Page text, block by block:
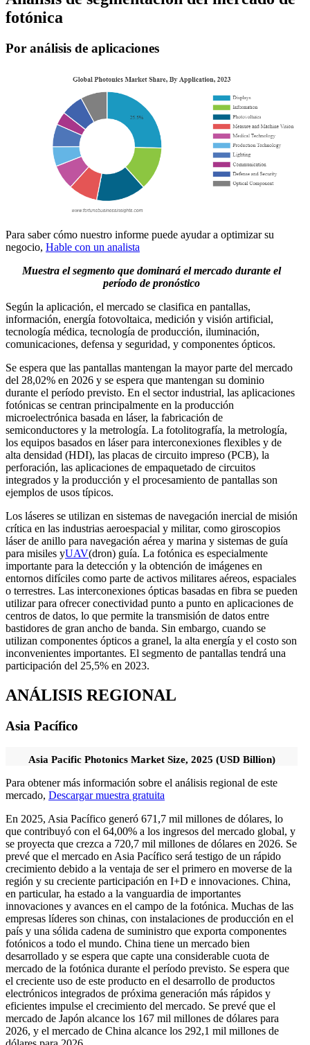
fotónica
Por análisis de aplicaciones
Para saber cómo nuestro informe puede ayudar a optimizar su
negocio, Hable con un analista
Muestra el segmento que dominará el mercado durante el
período de pronóstico
Según la aplicación, el mercado se clasifica en pantallas,
información, energía fotovoltaica, medición y visión artificial,
tecnología médica, tecnología de producción, iluminación,
comunicaciones, defensa y seguridad, y componentes ópticos.
Se espera que las pantallas mantengan la mayor parte del mercado
del 28,02% en 2026 y se espera que mantengan su dominio
durante el período previsto. En el sector industrial, las aplicaciones
fotónicas se centran principalmente en la producción
microelectrónica basada en láser, la fabricación de
semiconductores y la metrología. La fotolitografía, la metrología,
los equipos basados ​​en láser para interconexiones flexibles y de
alta densidad (HDI), las placas de circuito impreso (PCB), la
perforación, las aplicaciones de empaquetado de circuitos
integrados y la producción y el procesamiento de pantallas son
ejemplos de usos típicos.
Los láseres se utilizan en sistemas de navegación inercial de misión
crítica en las industrias aeroespacial y militar, como giroscopios
láser de anillo para navegación aérea y marina y sistemas de guía
para misiles yUAV(dron) guía. La fotónica es especialmente
importante para la detección y la obtención de imágenes en
entornos difíciles como parte de activos militares aéreos, espaciales
o terrestres. Las interconexiones ópticas basadas en fibra se pueden
utilizar para ofrecer conectividad punto a punto en aplicaciones de
centros de datos, lo que permite la transmisión de datos entre
bastidores de gran ancho de banda. Sin embargo, cuando se
utilizan componentes ópticos a granel, la alta energía y el costo son
inconvenientes importantes. El segmento de pantallas tendrá una
participación del 25,5% en 2023.
ANÁLISIS REGIONAL
Asia Pacífico
Asia Pacific Photonics Market Size, 2025 (USD Billion)
Para obtener más información sobre el análisis regional de este
mercado, Descargar muestra gratuita
En 2025, Asia Pacífico generó 671,7 mil millones de dólares, lo
que contribuyó con el 64,00% a los ingresos del mercado global, y
se proyecta que crezca a 720,7 mil millones de dólares en 2026. Se
prevé que el mercado en Asia Pacífico será testigo de un rápido
crecimiento debido a la ventaja de ser el primero en moverse de la
región y su creciente participación en I+D e innovaciones. China,
en particular, ha estado a la vanguardia de importantes
innovaciones y avances en el campo de la fotónica. Muchas de las
empresas líderes son chinas, con instalaciones de producción en el
país y una sólida cadena de suministro que exporta componentes
fotónicos a todo el mundo. China tiene un mercado bien
desarrollado y se espera que capte una considerable cuota de
mercado de la fotónica durante el período previsto. Se espera que
el creciente uso de este producto en el desarrollo de productos
electrónicos integrados de próxima generación más rápidos y
eficientes impulse el crecimiento del mercado. Se prevé que el
mercado de Japón alcance los 167 mil millones de dólares para
2026, y el mercado de China alcance los 292,1 mil millones de